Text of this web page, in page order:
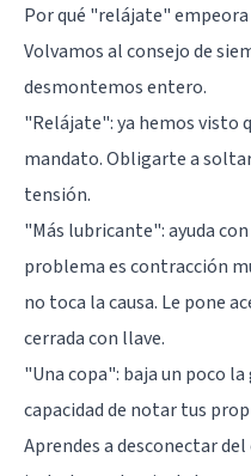
Por qué "relájate" empeora
Volvamos al consejo de
desmontemos entero.
"Relájate": ya hemos visto
mandato. Obligarte a
tensión.
"Más lubricante": ayuda
problema es contracción
no toca la causa. Le pone
cerrada con llave.
"Una copa": baja un poco
capacidad de notar tus
Aprendes a desconectar